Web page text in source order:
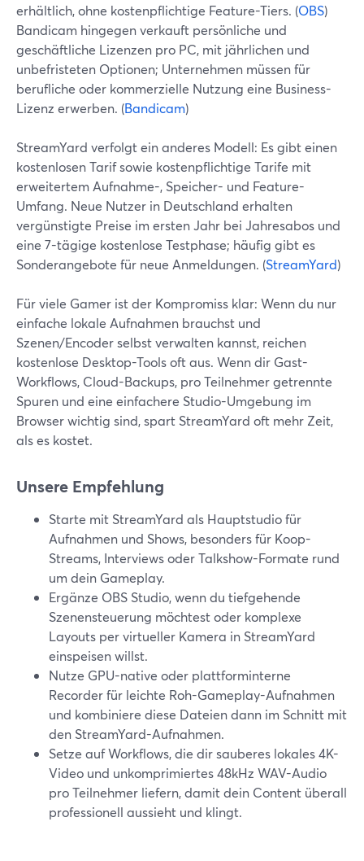
erhältlich, ohne kostenpflichtige Feature-Tiers. (OBS)
Bandicam hingegen verkauft persönliche und
geschäftliche Lizenzen pro PC, mit jährlichen und
unbefristeten Optionen; Unternehmen müssen für
berufliche oder kommerzielle Nutzung eine Business-
Lizenz erwerben. (Bandicam)
StreamYard verfolgt ein anderes Modell: Es gibt einen
kostenlosen Tarif sowie kostenpflichtige Tarife mit
erweitertem Aufnahme-, Speicher- und Feature-
Umfang. Neue Nutzer in Deutschland erhalten
vergünstigte Preise im ersten Jahr bei Jahresabos und
eine 7-tägige kostenlose Testphase; häufig gibt es
Sonderangebote für neue Anmeldungen. (StreamYard)
Für viele Gamer ist der Kompromiss klar: Wenn du nur
einfache lokale Aufnahmen brauchst und
Szenen/Encoder selbst verwalten kannst, reichen
kostenlose Desktop-Tools oft aus. Wenn dir Gast-
Workflows, Cloud-Backups, pro Teilnehmer getrennte
Spuren und eine einfachere Studio-Umgebung im
Browser wichtig sind, spart StreamYard oft mehr Zeit,
als es kostet.
Unsere Empfehlung
Starte mit StreamYard als Hauptstudio für
Aufnahmen und Shows, besonders für Koop-
Streams, Interviews oder Talkshow-Formate rund
um dein Gameplay.
Ergänze OBS Studio, wenn du tiefgehende
Szenensteuerung möchtest oder komplexe
Layouts per virtueller Kamera in StreamYard
einspeisen willst.
Nutze GPU-native oder plattforminterne
Recorder für leichte Roh-Gameplay-Aufnahmen
und kombiniere diese Dateien dann im Schnitt mit
den StreamYard-Aufnahmen.
Setze auf Workflows, die dir sauberes lokales 4K-
Video und unkomprimiertes 48kHz WAV-Audio
pro Teilnehmer liefern, damit dein Content überall
professionell aussieht und klingt.